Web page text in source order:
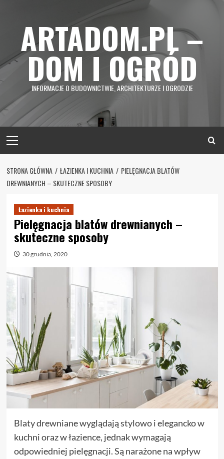
contentARTADOM.PL –
DOM I OGRÓD
INFORMACJE O BUDOWNICTWIE, ARCHITEKTURZE I OGRODZIE
Menu
STRONA GŁÓWNA ŁAZIENKA I KUCHNIA
PIELĘGNACJA BLATÓW
DREWNIANYCH – SKUTECZNE SPOSOBY
Łazienka i kuchnia
Pielęgnacja blatów drewnianych –
skuteczne sposoby
30 grudnia, 2020
Blaty drewniane wyglądają stylowo i elegancko w
kuchni oraz w łazience, jednak wymagają
odpowiedniej pielęgnacji. Są narażone na wpływ